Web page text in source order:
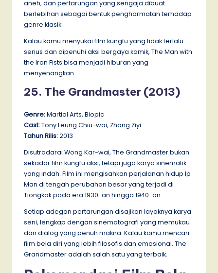
aneh, dan pertarungan yang sengaja dibuat
berlebihan sebagai bentuk penghormatan terhadap
genre klasik.
Kalau kamu menyukai film kungfu yang tidak terlalu
serius dan dipenuhi aksi bergaya komik, The Man with
the Iron Fists bisa menjadi hiburan yang
menyenangkan.
25. The Grandmaster (2013)
Genre:Martial Arts, Biopic
Cast:Tony Leung Chiu-wai, Zhang Ziyi
Tahun Rilis:2013
Disutradarai Wong Kar-wai, The Grandmaster bukan
sekadar film kungfu aksi, tetapi juga karya sinematik
yang indah. Film ini mengisahkan perjalanan hidup Ip
Man di tengah perubahan besar yang terjadi di
Tiongkok pada era 1930-an hingga 1940-an.
Setiap adegan pertarungan disajikan layaknya karya
seni, lengkap dengan sinematografi yang memukau
dan dialog yang penuh makna. Kalau kamu mencari
film bela diri yang lebih filosofis dan emosional, The
Grandmaster adalah salah satu yang terbaik.